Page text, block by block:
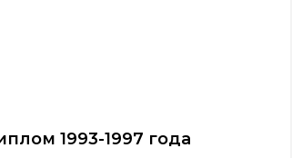
1993-1997 года